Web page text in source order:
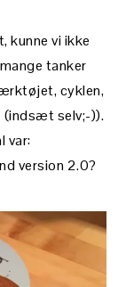
kunne vi ikke
tanker
cyklen,
(indsæt selv;-)).
var:
version 2.0?